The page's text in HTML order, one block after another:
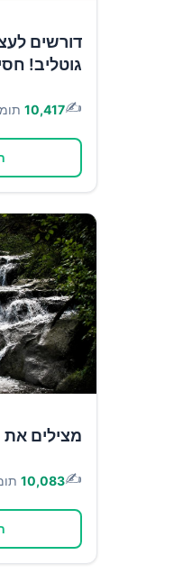
דורשים
גוטליב!
✍️
10,417
מצילים
✍️
10,083